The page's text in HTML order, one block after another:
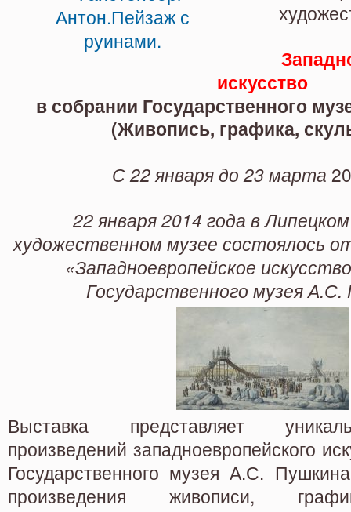
А.С. Пушкина.
искусство
в собрании Государственного
(Живопись, графика,
С 22 января до 23 марта
22 января 2014 года в
художественном музее состоялось
«Западноевропейское
Государственного музея
Выставка представляет
произведений западноевропейского
Государственного музея А.С.
произведения живописи,